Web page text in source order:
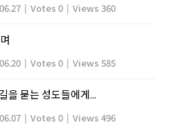
| Votes 0 | Views 360
| Votes 0 | Views 585
을 묻는 성도들에게...
| Votes 0 | Views 496